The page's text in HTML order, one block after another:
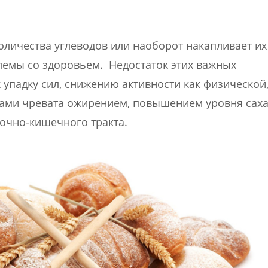
углеводов или наоборот накапливает
со здоровьем. Недостаток этих важных
сил, снижению активности как
чревата ожирением, повышением уровня
кишечного тракта.